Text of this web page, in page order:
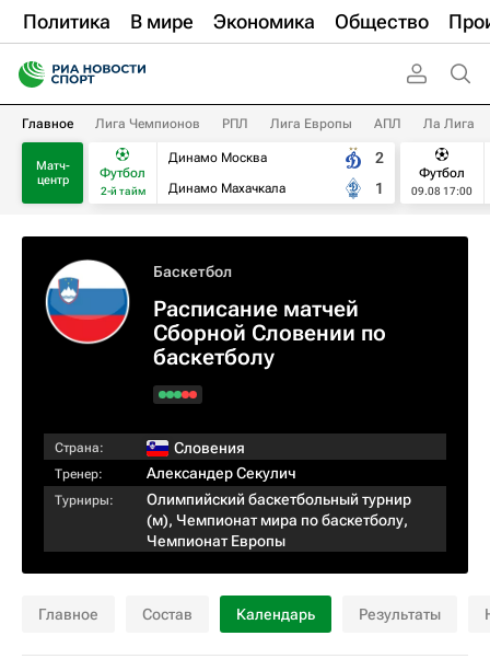
Политика В мире Экономика Общество
Главное Лига Чемпионов РПЛ Лига Европы АПЛ Ла Лига
Матч-
центр
Футбол
2-й тайм
Динамо Москва
Динамо Махачкала
2
1
Футбол
09.08 17:00
Баскетбол
Расписание матчей
Сборной Словении по
баскетболу
Страна: Словения
Тренер: Александер Секулич
Турниры:
Олимпийский баскетбольный турнир
(м), Чемпионат мира по баскетболу,
Чемпионат Европы
Главное Состав Календарь Результаты